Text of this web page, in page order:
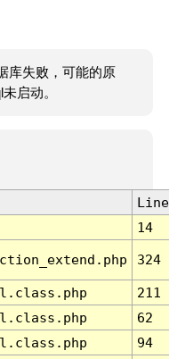
库失败，可能的原
启动。
Line
14
324
211
62
94